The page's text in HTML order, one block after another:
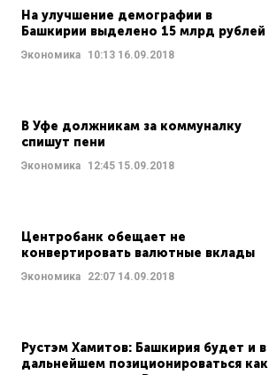
На улучшение демографии в
Башкирии выделено 15 млрд рублей
Экономика 10:13 16.09.2018
В Уфе должникам за коммуналку
спишут пени
Экономика 12:45 15.09.2018
Центробанк обещает не
конвертировать валютные вклады
Экономика 22:07 14.09.2018
Рустэм Хамитов: Башкирия будет и в
дальнейшем позиционироваться как